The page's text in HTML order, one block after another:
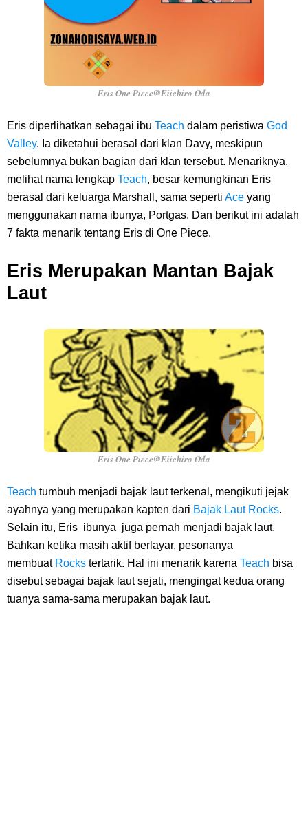
Resep Pesmol Ikan Mas, Makanan Khas Sunda Dengan Rasa Yang
Enaknya Nagih
Arti Bendera Barbados, Negara Kepulauan Yang Terletak Di Kawasan
Karibia
Cara Daftar Danamon Mobile Banking, Mudah Banget Dan Lengkap
Caranya Disini
Wanita Milik Sanji
7 Klub Pertama Yang Menjuarai Liga Champions, Apa Klub Jagoan
Kamu Termasuk
Arti Bendera Palau, Negara Kepulauan Yang Berada Di Kawasan
Pasifik Barat
Cara Membuat Linktree Instagram, Sangat Mudah Untuk Kamu
Lakukan Sendiri
7 Fakta Gaban One Piece, Orang Yang Telah Memberikan Kunci Borgol
Eris One Piece@Eiichiro Oda
Eris diperlihatkan sebagai ibu Teach dalam peristiwa God
Valley. Ia diketahui berasal dari klan Davy, meskipun
sebelumnya bukan bagian dari klan tersebut. Menariknya,
melihat nama lengkap Teach, besar kemungkinan Eris
berasal dari keluarga Marshall, sama seperti Ace yang
menggunakan nama ibunya, Portgas. Dan berikut ini adalah
7 fakta menarik tentang Eris di One Piece.
Eris Merupakan Mantan Bajak
Laut
Eris One Piece@Eiichiro Oda
Teach tumbuh menjadi bajak laut terkenal, mengikuti jejak
ayahnya yang merupakan kapten dari Bajak Laut Rocks.
Selain itu, Eris ibunya juga pernah menjadi bajak laut.
Bahkan ketika masih aktif berlayar, pesonanya
membuat Rocks tertarik. Hal ini menarik karena Teach bisa
disebut sebagai bajak laut sejati, mengingat kedua orang
tuanya sama-sama merupakan bajak laut.